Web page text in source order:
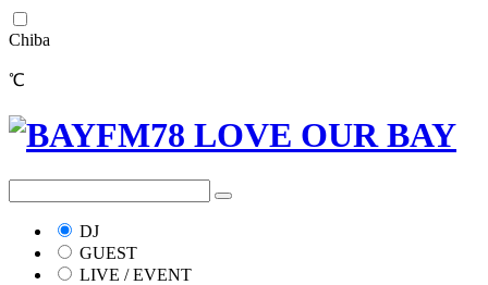
Chiba
℃
DJ
GUEST
LIVE / EVENT